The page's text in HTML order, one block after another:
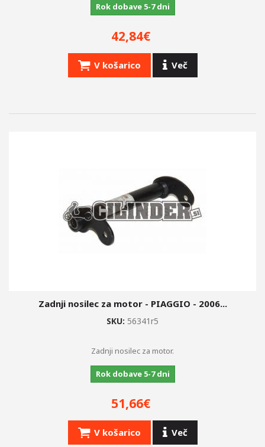
Rok dobave 5-7 dni
42,84€
V košarico Več
Zadnji nosilec za motor - PIAGGIO - 2006...
SKU: 56341r5
Zadnji nosilec za motor.
Rok dobave 5-7 dni
51,66€
V košarico Več